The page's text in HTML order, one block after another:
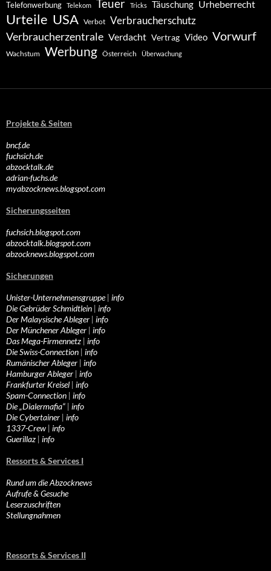
Telefonwerbung Telekom Teuer Tricks Täuschung Urheberrecht
Urteile USA Verbot Verbraucherschutz
Verbraucherzentrale Verdacht Vertrag Video Vorwurf
Wachstum Werbung Österreich Überwachung
Projekte & Seiten
bncf.de
fuchsich.de
abzocktalk.de
adrian-fuchs.de
myabzocknews.blogspot.com
Sicherungsseiten
fuchsich.blogspot.com
abzocktalk.blogspot.com
abzocknews.blogspot.com
Sicherungen
Unister-Unternehmensgruppe| info
Die Gebrüder Schmidtlein | info
Der Malaysische Ableger | info
Der Münchener Ableger | info
Das Mega-Firmennetz | info
Die Swiss-Connection | info
Rumänischer Ableger | info
Hamburger Ableger | info
Frankfurter Kreisel | info
Spam-Connection | info
Die „Dialermafia“ | info
Die Cybertainer | info
1337-Crew | info
Guerillaz | info
Ressorts & Services I
Rund um die Abzocknews
Aufrufe & Gesuche
Leserzuschriften
Stellungnahmen
Ressorts & Services II